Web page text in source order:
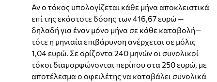
Αν ο τόκος υπολογίζεται κάθε μήνα αποκλειστικά
επί της εκάστοτε δόσης των 416,67 ευρώ —
δηλαδή για έναν μόνο μήνα σε κάθε καταβολή—
τότε η μηνιαία επιβάρυνση ανέρχεται σε μόλις
1,04 ευρώ. Σε ορίζοντα 240 μηνών οι συνολικοί
τόκοι διαμορφώνονται περίπου στα 250 ευρώ, με
αποτέλεσμα ο οφειλέτης να καταβάλει συνολικά